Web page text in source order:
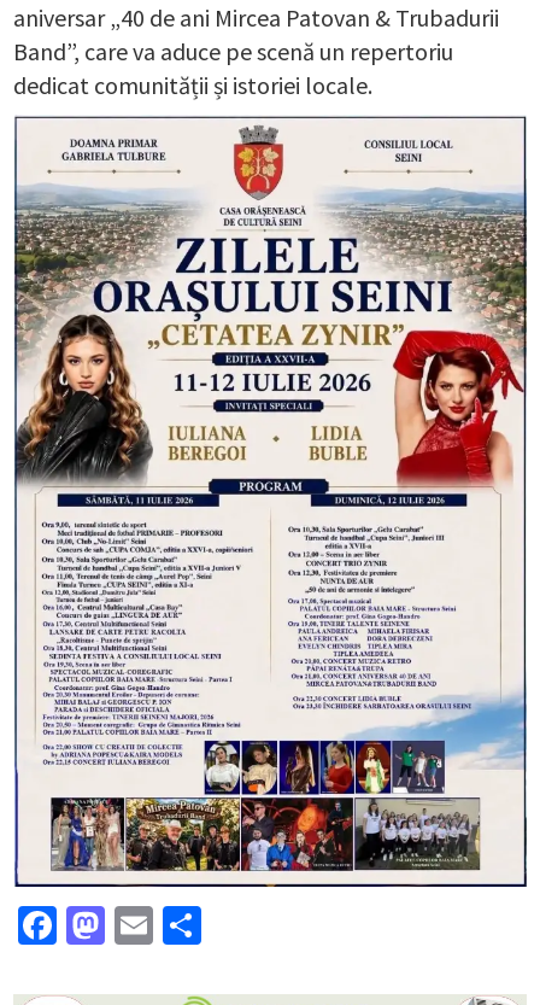
aniversar „40 de ani Mircea Patovan & Trubadurii
Band”, care va aduce pe scenă un repertoriu
dedicat comunității și istoriei locale.
Facebook
Mastodon
Email